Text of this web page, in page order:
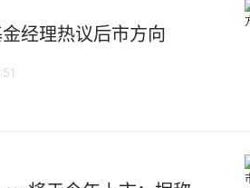
经理热议后市方向